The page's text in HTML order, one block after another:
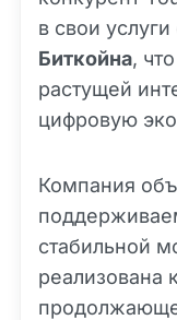
в свои
Биткойна,
растущей
цифровую
Компания
стабильной
реализована